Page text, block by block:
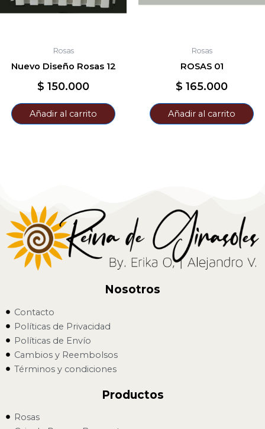
Rosas
Nuevo Diseño Rosas 12
$ 150.000
Añadir al carrito
Rosas
ROSAS 01
$ 165.000
Añadir al carrito
Nosotros
Contacto
Políticas de Privacidad
Políticas de Envío
Cambios y Reembolsos
Términos y condiciones
Productos
Rosas